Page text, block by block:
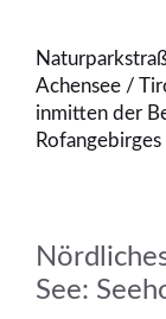
Achensee /
inmitten der
See: